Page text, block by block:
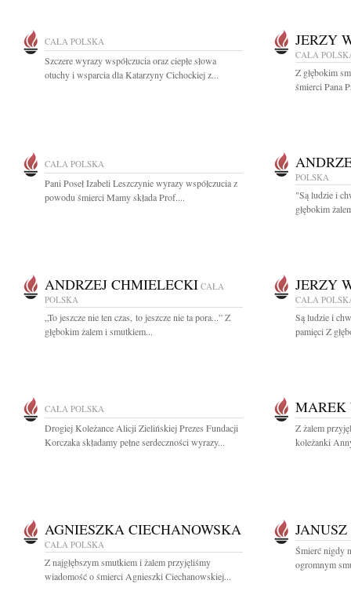
CAŁA POLSKA
Szczere wyrazy współczucia oraz ciepłe słowa
otuchy i wsparcia dla Katarzyny Cichockiej z...
JERZY
CAŁA
Z głębokim
śmierci Pana
CAŁA POLSKA
Pani Poseł Izabeli Leszczynie wyrazy współczucia z
powodu śmierci Mamy składa Prof....
POLSKA
"Są ludzie i
głębokim
ANDRZEJ CHMIELECKI CAŁA
POLSKA
„To jeszcze nie ten czas, to jeszcze nie ta pora...” Z
głębokim żalem i smutkiem...
JERZY
CAŁA
Są ludzie i
pamięci Z
CAŁA POLSKA
Drogiej Koleżance Alicji Zielińskiej Prezes Fundacji
Korczaka składamy pełne serdeczności wyrazy...
MAREK
Z żalem
koleżanki
AGNIESZKA CIECHANOWSKA
CAŁA POLSKA
Z najgłębszym smutkiem i żalem przyjęliśmy
wiadomość o śmierci Agnieszki Ciechanowskiej...
Śmierć nigdy
ogromnym